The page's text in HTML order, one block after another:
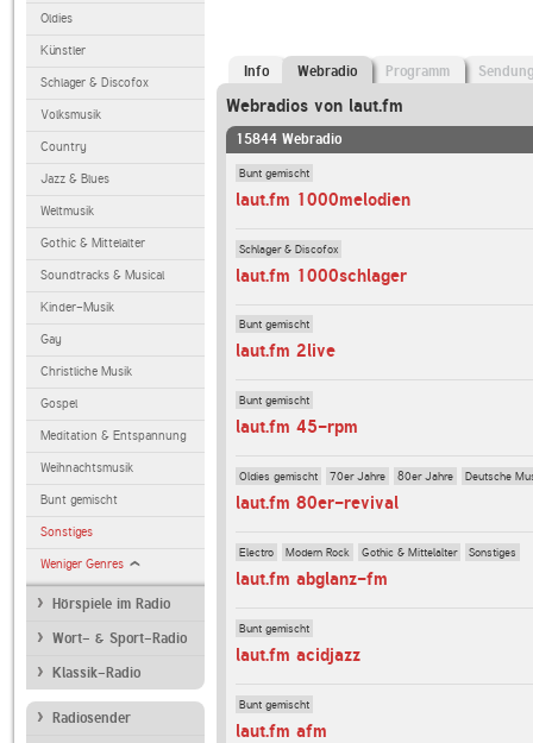
Oldies
Künstler
Schlager & Discofox
Volksmusik
Country
Jazz & Blues
Weltmusik
Gothic & Mittelalter
Soundtracks & Musical
Kinder-Musik
Gay
Christliche Musik
Gospel
Meditation & Entspannung
Weihnachtsmusik
Bunt gemischt
Sonstiges
Weniger Genres
Hörspiele im Radio
Wort- & Sport-Radio
Klassik-Radio
Radiosender
Info Webradio Programm
Webradios von laut.fm
15844 Webradio
Bunt gemischt
laut.fm 1000melodien
Schlager & Discofox
laut.fm 1000schlager
Bunt gemischt
laut.fm 2live
Bunt gemischt
laut.fm 45-rpm
Oldies gemischt 70er Jahre 80er Jahre Deutsche
laut.fm 80er-revival
Electro Modern Rock Gothic & Mittelalter Sonstiges
laut.fm abglanz-fm
Bunt gemischt
laut.fm acidjazz
Bunt gemischt
laut.fm afm